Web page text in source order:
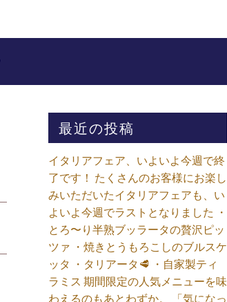
最近の投稿
イタリアフェア、いよいよ今週で終
了です！ たくさんのお客様にお楽し
みいただいたイタリアフェアも、い
よいよ今週でラストとなりました ・
とろ〜り半熟ブッラータの贅沢ピッ
ツァ ・焼きとうもろこしのブルスケ
ッタ ・タリアータ🥩 ・自家製ティ
ラミス 期間限定の人気メニューを味
わえるのもあとわずか。 「気になっ